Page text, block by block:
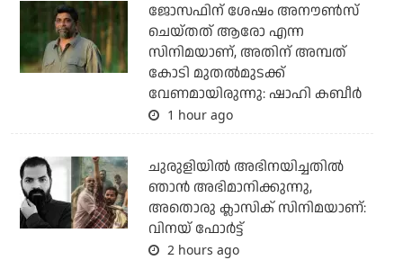
ജോസഫിന് ശേഷം അനൗണ്‍സ്
ചെയ്തത് ആരോ എന്ന
സിനിമയാണ്, അതിന് അമ്പത്
കോടി മുതല്‍മുടക്ക്
വേണമായിരുന്നു: ഷാഹി കബീര്‍
1 hour ago
ചുരുളിയിൽ അഭിനയിച്ചതിൽ
ഞാൻ അഭിമാനിക്കുന്നു,
അതൊരു ക്ലാസിക് സിനിമയാണ്:
വിനയ് ഫോർട്ട്
2 hours ago